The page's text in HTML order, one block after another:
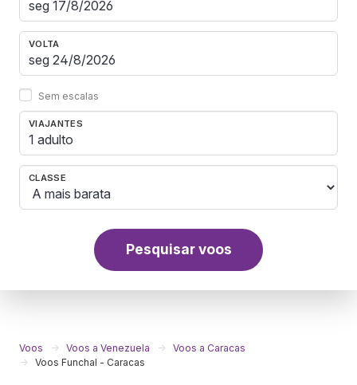
VOLTA
Sem escalas
VIAJANTES
1 adulto
CLASSE
Pesquisar voos
Voos Voos a Venezuela
Voos a Caracas
Voos Funchal - Caracas